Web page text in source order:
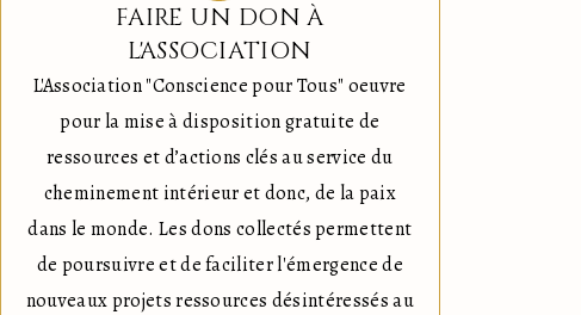
FAIRE UN DON À
L'ASSOCIATION
L'Association "Conscience pour Tous" oeuvre
pour la mise à disposition gratuite de
ressources et d’actions clés au service du
cheminement intérieur et donc, de la paix
dans le monde. Les dons collectés permettent
de poursuivre et de faciliter l'émergence de
nouveaux projets ressources désintéressés au